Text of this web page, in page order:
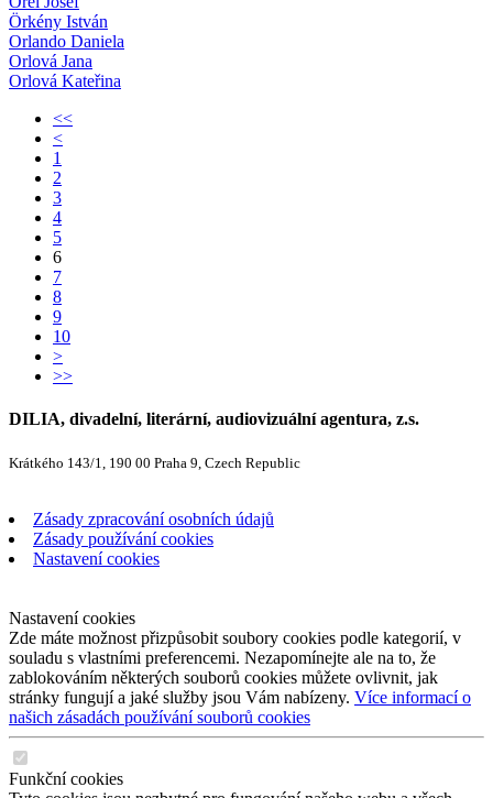
Örkény István
Orlando Daniela
Orlová Jana
Orlová Kateřina
<<
<
1
2
3
4
5
6
7
8
9
10
>
>>
DILIA, divadelní, literární, audiovizuální agentura, z.s.
Krátkého 143/1, 190 00 Praha 9, Czech Republic
Zásady zpracování osobních údajů
Zásady používání cookies
Nastavení cookies
Nastavení cookies
Zde máte možnost přizpůsobit soubory cookies podle kategorií, v
souladu s vlastními preferencemi. Nezapomínejte ale na to, že
zablokováním některých souborů cookies můžete ovlivnit, jak
stránky fungují a jaké služby jsou Vám nabízeny. Více informací o
našich zásadách používání souborů cookies
Funkční cookies